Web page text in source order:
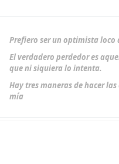
Prefiero ser un optimista loco
El verdadero perdedor es
que ni siquiera lo intenta.
Hay tres maneras de hacer
mía